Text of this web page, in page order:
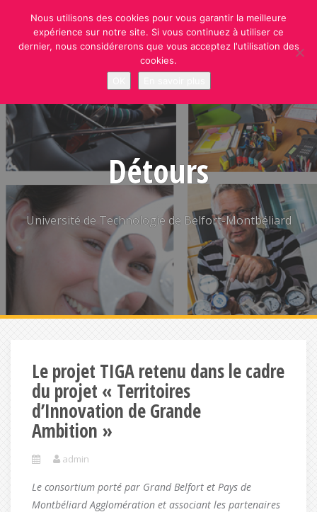
content
Détours
Université de Technologie de Belfort-Montbéliard
Le projet TIGA retenu dans le cadre
du projet « Territoires
d’Innovation de Grande
Ambition »
admin
Le consortium porté par Grand Belfort et Pays de
Montbéliard Agglomération et associant les partenaires
Nous utilisons des cookies pour vous garantir la meilleure
expérience sur notre site. Si vous continuez à utiliser ce
dernier, nous considérerons que vous acceptez l'utilisation des
cookies.